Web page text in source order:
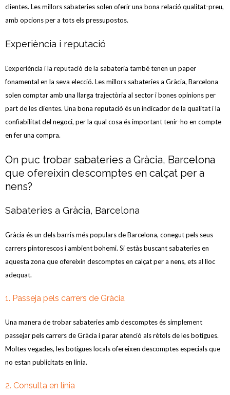
clientes. Les millors sabateries solen oferir una bona relació qualitat-preu,
amb opcions per a tots els pressupostos.
Experiència i reputació
L'experiència i la reputació de la sabateria també tenen un paper
fonamental en la seva elecció. Les millors sabateries a Gràcia, Barcelona
solen comptar amb una llarga trajectòria al sector i bones opinions per
part de les clientes. Una bona reputació és un indicador de la qualitat i la
confiabilitat del negoci, per la qual cosa és important tenir-ho en compte
en fer una compra.
On puc trobar sabateries a Gràcia, Barcelona
que ofereixin descomptes en calçat per a
nens?
Sabateries a Gràcia, Barcelona
Gràcia és un dels barris més populars de Barcelona, conegut pels seus
carrers pintorescos i ambient bohemi. Si estàs buscant sabateries en
aquesta zona que ofereixin descomptes en calçat per a nens, ets al lloc
adequat.
1. Passeja pels carrers de Gràcia
Una manera de trobar sabateries amb descomptes és simplement
passejar pels carrers de Gràcia i parar atenció als rètols de les botigues.
Moltes vegades, les botigues locals ofereixen descomptes especials que
no estan publicitats en línia.
2. Consulta en línia